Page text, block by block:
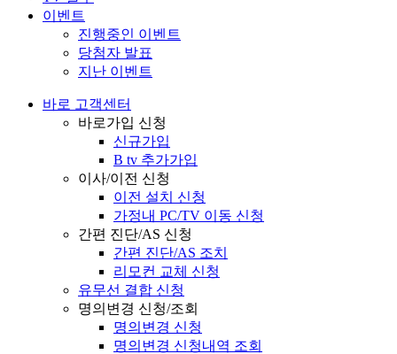
이벤트
진행중인 이벤트
당첨자 발표
지난 이벤트
바로 고객센터
바로가입 신청
신규가입
B tv 추가가입
이사/이전 신청
이전 설치 신청
가정내 PC/TV 이동 신청
간편 진단/AS 신청
간편 진단/AS 조치
리모컨 교체 신청
유무선 결합 신청
명의변경 신청/조회
명의변경 신청
명의변경 신청내역 조회